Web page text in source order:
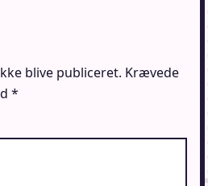
blive publiceret. Krævede
*